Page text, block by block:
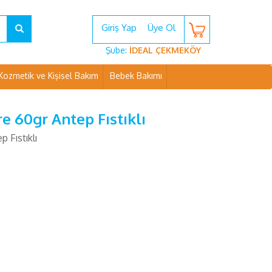
Giriş Yap Üye Ol
Şube: İDEAL ÇEKMEKÖY
ve Kişisel Bakım Bebek Bakımı
60gr Antep Fıstıklı